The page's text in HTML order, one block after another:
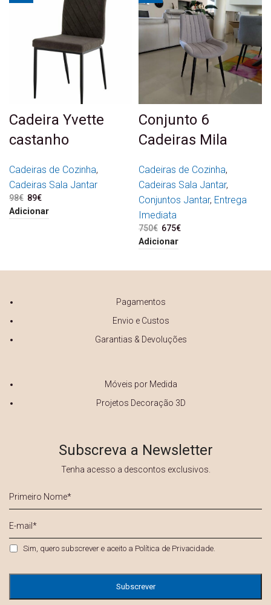
Cadeira Yvette
castanho
Cadeiras de Cozinha,
Cadeiras Sala Jantar
98€ O preço original era: 98€.
89€
Adicionar
Conjunto 6
Cadeiras Mila
Cadeiras de Cozinha,
Cadeiras Sala Jantar,
Conjuntos Jantar, Entrega
Imediata
750€ O preço original era:
750€.
675€
Adicionar
Pagamentos
Envio e Custos
Garantias & Devoluções
Móveis por Medida
Projetos Decoração 3D
Subscreva a Newsletter
Tenha acesso a descontos exclusivos.
Nome
*
mail
Privacidade *
Sim, quero subscrever e aceito a Política de Privacidade.